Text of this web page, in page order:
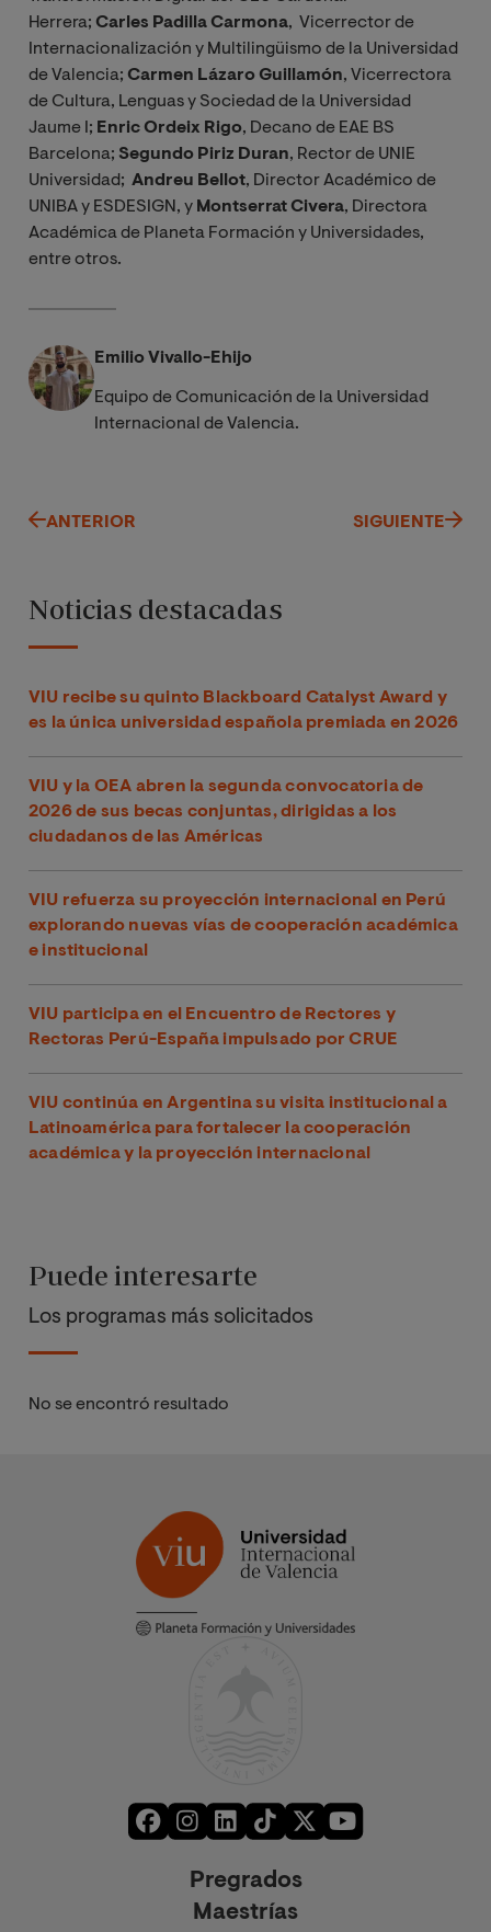
Herrera; Carles Padilla Carmona, Vicerrector de
Internacionalización y Multilingüismo de la Universidad
de Valencia; Carmen Lázaro Guillamón, Vicerrectora
de Cultura, Lenguas y Sociedad de la Universidad
Jaume I; Enric Ordeix Rigo, Decano de EAE BS
Barcelona; Segundo Piriz Duran, Rector de UNIE
Universidad; Andreu Bellot, Director Académico de
UNIBA y ESDESIGN, y Montserrat Civera, Directora
Académica de Planeta Formación y Universidades,
entre otros.
Emilio Vivallo-Ehijo
Equipo de Comunicación de la Universidad
Internacional de Valencia.
ANTERIOR SIGUIENTE
Noticias destacadas
VIU recibe su quinto Blackboard Catalyst Award y
es la única universidad española premiada en 2026
VIU y la OEA abren la segunda convocatoria de
2026 de sus becas conjuntas, dirigidas a los
ciudadanos de las Américas
VIU refuerza su proyección internacional en Perú
explorando nuevas vías de cooperación académica
e institucional
VIU participa en el Encuentro de Rectores y
Rectoras Perú-España impulsado por CRUE
VIU continúa en Argentina su visita institucional a
Latinoamérica para fortalecer la cooperación
académica y la proyección internacional
Puede interesarte
Los programas más solicitados
No se encontró resultado
Pregrados
Maestrías